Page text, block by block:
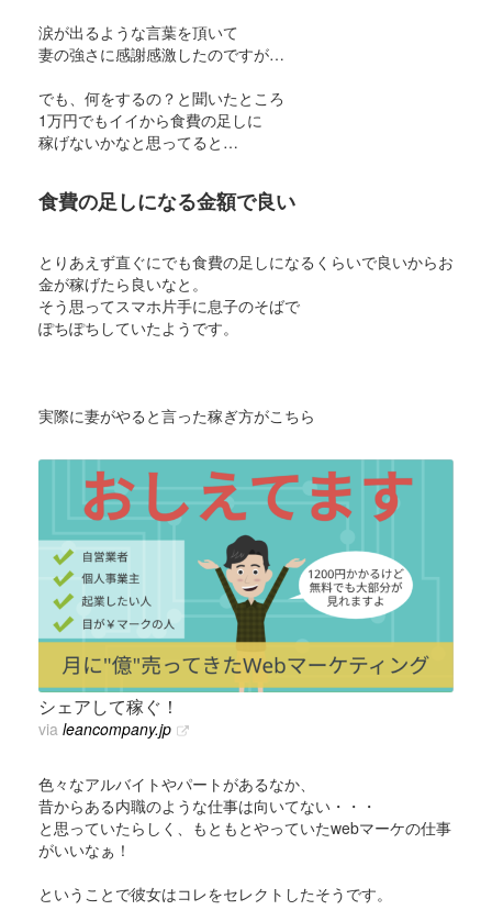
涙が出るような言葉を頂いて
妻の強さに感謝感激したのですが…
でも、何をするの？と聞いたところ
1万円でもイイから食費の足しに
稼げないかなと思ってると…
食費の足しになる金額で良い
とりあえず直ぐにでも食費の足しになるくらいで良いからお
金が稼げたら良いなと。
そう思ってスマホ片手に息子のそばで
ぽちぽちしていたようです。
実際に妻がやると言った稼ぎ方がこちら
シェアして稼ぐ！
via leancompany.jp
色々なアルバイトやパートがあるなか、
昔からある内職のような仕事は向いてない・・・
と思っていたらしく、もともとやっていたwebマーケの仕事
がいいなぁ！
ということで彼女はコレをセレクトしたそうです。